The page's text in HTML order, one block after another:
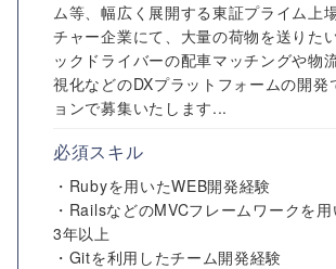
ム等、幅広く展開する東証プライム上
チャー企業にて、大量の荷物を送りた
ックドライバーの配車マッチングや物
視化などのDXプラットフォームの開発
ョンで募集いたします...
必須スキル
・Rubyを用いたWEB開発経験
・RailsなどのMVCフレームワークを
3年以上
・Gitを利用したチーム開発経験